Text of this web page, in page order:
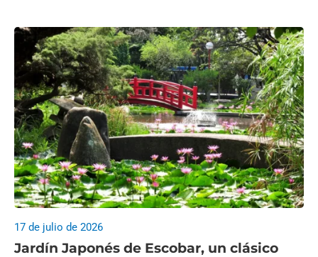
Jardín Japonés de Escobar, un clásico
17 de julio de 2026